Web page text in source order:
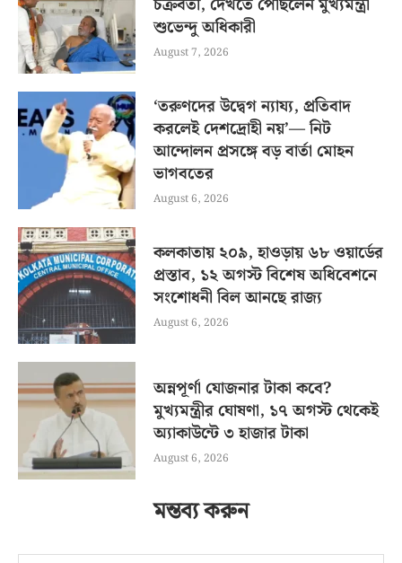
শুভেন্দু অধিকারী
August 7, 2026
‘তরুণদের উদ্বেগ ন্যায্য, প্রতিবাদ
করলেই দেশদ্রোহী নয়’— নিট
আন্দোলন প্রসঙ্গে বড় বার্তা মোহন
ভাগবতের
August 6, 2026
কলকাতায় ২০৯, হাওড়ায় ৬৮ ওয়ার্ডের
প্রস্তাব, ১২ অগস্ট বিশেষ অধিবেশনে
সংশোধনী বিল আনছে রাজ্য
August 6, 2026
অন্নপূর্ণা যোজনার টাকা কবে?
মুখ্যমন্ত্রীর ঘোষণা, ১৭ অগস্ট থেকেই
অ্যাকাউন্টে ৩ হাজার টাকা
August 6, 2026
মন্তব্য করুন